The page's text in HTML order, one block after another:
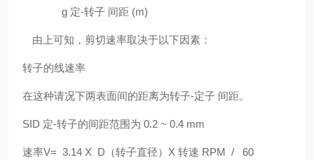
g 定-转子 间距 (m)
由上可知，剪切速率取决于以下因素：
转子的线速率
在这种请况下两表面间的距离为转子-定子 间距。
SID 定-转子的间距范围为 0.2 ~ 0.4 mm
速率V= 3.14 X D （转子直径） X 转速 RPM / 60